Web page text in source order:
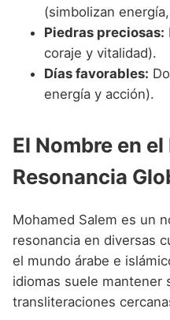
(simbolizan
Piedras preciosas:
coraje y vitalidad).
Días favorables:
energía y acción).
El Nombre en
Resonancia
Mohamed Salem es un
resonancia en diversas
el mundo árabe e
idiomas suele mantener
transliteraciones